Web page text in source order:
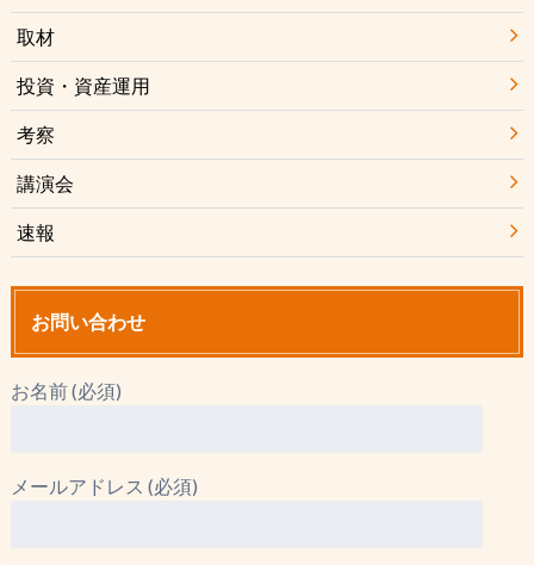
取材
投資・資産運用
考察
講演会
速報
お問い合わせ
お名前 (必須)
メールアドレス (必須)